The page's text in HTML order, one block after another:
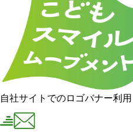
自社サイトでのロゴバナー利用